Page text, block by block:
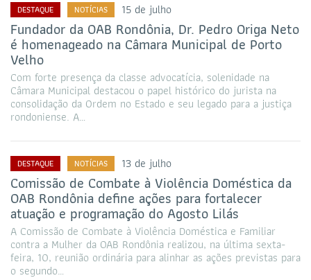
DESTAQUE NOTÍCIAS 15 de julho
Fundador da OAB Rondônia, Dr. Pedro Origa Neto
é homenageado na Câmara Municipal de Porto
Velho
Com forte presença da classe advocatícia, solenidade na
Câmara Municipal destacou o papel histórico do jurista na
consolidação da Ordem no Estado e seu legado para a justiça
rondoniense. A…
DESTAQUE NOTÍCIAS 13 de julho
Comissão de Combate à Violência Doméstica da
OAB Rondônia define ações para fortalecer
atuação e programação do Agosto Lilás
A Comissão de Combate à Violência Doméstica e Familiar
contra a Mulher da OAB Rondônia realizou, na última sexta-
feira, 10, reunião ordinária para alinhar as ações previstas para
o segundo…